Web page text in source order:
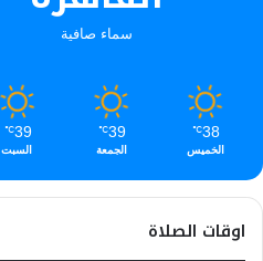
سماء صافية
38
℃
الخميس
39
℃
الجمعة
39
℃
السبت
اوقات الصلاة